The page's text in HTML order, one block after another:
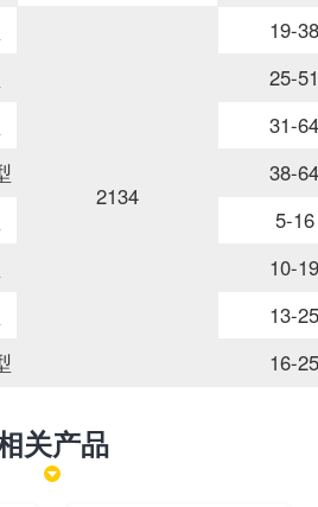
2134
19-38
25-51
31-64
38-64
5-16
10-19
13-25
16-25
关产品